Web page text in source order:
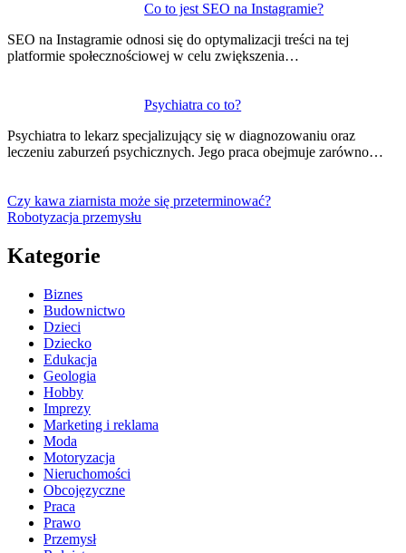
Co to jest SEO na Instagramie?
SEO na Instagramie odnosi się do optymalizacji treści na tej
platformie społecznościowej w celu zwiększenia…
Psychiatra co to?
Psychiatra to lekarz specjalizujący się w diagnozowaniu oraz
leczeniu zaburzeń psychicznych. Jego praca obejmuje zarówno…
Czy kawa ziarnista może się przeterminować?
Robotyzacja przemysłu
Kategorie
Biznes
Budownictwo
Dzieci
Dziecko
Edukacja
Geologia
Hobby
Imprezy
Marketing i reklama
Moda
Motoryzacja
Nieruchomości
Obcojęzyczne
Praca
Prawo
Przemysł